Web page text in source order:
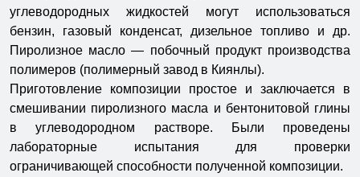
углеводородных жидкостей могут использоваться
бензин, газовый конденсат, дизельное топливо и др.
Пиролизное масло — побочный продукт производства
полимеров (полимерный завод в Киянлы).
Приготовление композиции простое и заключается в
смешивании пиролизного масла и бентонитовой глины
в углеводородном растворе. Были проведены
лабораторные испытания для проверки
ограничивающей способности полученной композиции.